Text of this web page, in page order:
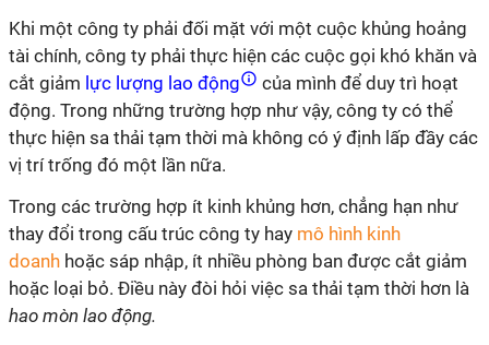
Khi một công ty phải đối mặt với một cuộc khủng hoảng
tài chính, công ty phải thực hiện các cuộc gọi khó khăn và
cắt giảm lực lượng lao động
của mình để duy trì hoạt
động. Trong những trường hợp như vậy, công ty có thể
thực hiện sa thải tạm thời mà không có ý định lấp đầy các
vị trí trống đó một lần nữa.
Trong các trường hợp ít kinh khủng hơn, chẳng hạn như
thay đổi trong cấu trúc công ty hay mô hình kinh
doanh hoặc sáp nhập, ít nhiều phòng ban được cắt giảm
hoặc loại bỏ. Điều này đòi hỏi việc sa thải tạm thời hơn là
hao mòn lao động.